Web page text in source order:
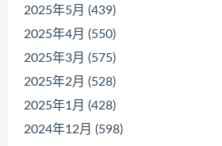
2025年5月 (439)
2025年4月 (550)
2025年3月 (575)
2025年2月 (528)
2025年1月 (428)
2024年12月 (598)